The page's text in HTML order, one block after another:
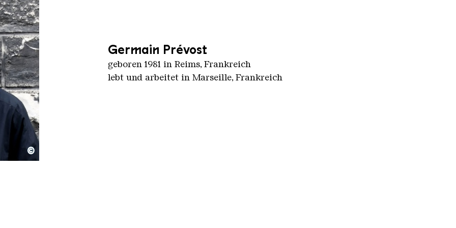
©
Germain Prévost
geboren 1981 in Reims, Frankreich
lebt und arbeitet in Marseille, Frankreich